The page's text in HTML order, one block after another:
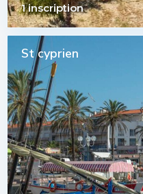
1 inscription
St cyprien